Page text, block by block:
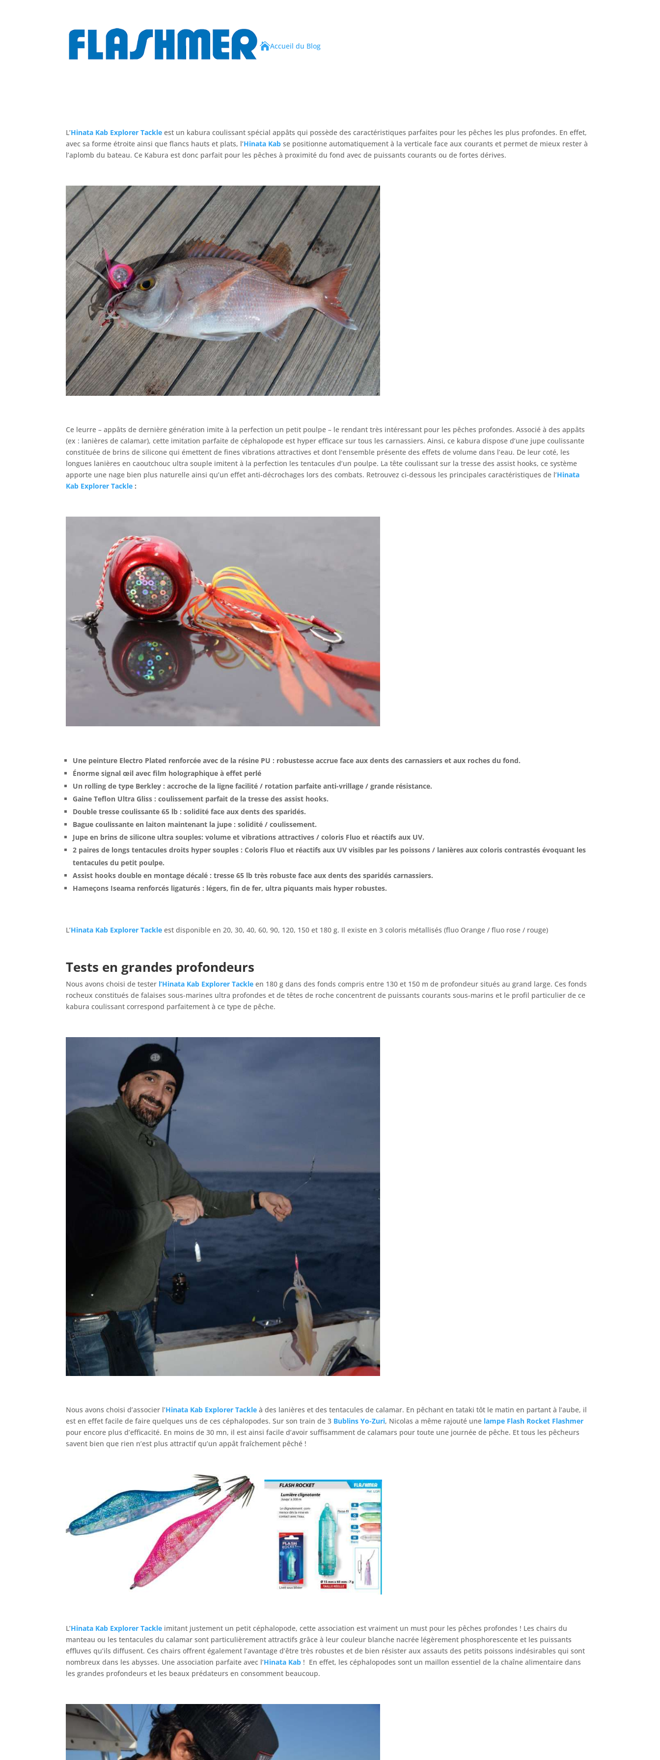
Accueil du Blog
L’Hinata Kab Explorer Tackle est un kabura coulissant spécial appâts qui possède des caractéristiques parfaites pour les pêches les plus profondes. En effet,
avec sa forme étroite ainsi que flancs hauts et plats, l’Hinata Kabse positionne automatiquement à la verticale face aux courants et permet de mieux rester à
l’aplomb du bateau. Ce Kabura est donc parfait pour les pêches à proximité du fond avec de puissants courants ou de fortes dérives.
Ce leurre – appâts de dernière génération imite à la perfection un petit poulpe – le rendant très intéressant pour les pêches profondes. Associé à des appâts
(ex : lanières de calamar), cette imitation parfaite de céphalopode est hyper efficace sur tous les carnassiers. Ainsi, ce kabura dispose d’une jupe coulissante
constituée de brins de silicone qui émettent de fines vibrations attractives et dont l’ensemble présente des effets de volume dans l’eau. De leur coté, les
longues lanières en caoutchouc ultra souple imitent à la perfection les tentacules d’un poulpe. La tête coulissant sur la tresse des assist hooks, ce système
apporte une nage bien plus naturelle ainsi qu’un effet anti-décrochages lors des combats. Retrouvez ci-dessous les principales caractéristiques de l’Hinata
Kab Explorer Tackle :
Une peinture Electro Plated renforcée avec de la résine PU : robustesse accrue face aux dents des carnassiers et aux roches du fond.
Énorme signal œil avec film holographique à effet perlé
Un rolling de type Berkley : accroche de la ligne facilité / rotation parfaite anti-vrillage / grande résistance.
Gaine Teflon Ultra Gliss : coulissement parfait de la tresse des assist hooks.
Double tresse coulissante 65 lb : solidité face aux dents des sparidés.
Bague coulissante en laiton maintenant la jupe : solidité / coulissement.
Jupe en brins de silicone ultra souples: volume et vibrations attractives / coloris Fluo et réactifs aux UV.
2 paires de longs tentacules droits hyper souples : Coloris Fluo et réactifs aux UV visibles par les poissons / lanières aux coloris contrastés évoquant les
tentacules du petit poulpe.
Assist hooks double en montage décalé : tresse 65 lb très robuste face aux dents des sparidés carnassiers.
Hameçons Iseama renforcés ligaturés : légers, fin de fer, ultra piquants mais hyper robustes.
L’Hinata Kab Explorer Tackle est disponible en 20, 30, 40, 60, 90, 120, 150 et 180 g. Il existe en 3 coloris métallisés (fluo Orange / fluo rose / rouge)
Tests en grandes profondeurs
Nous avons choisi de tester l’Hinata Kab Explorer Tackle en 180 g dans des fonds compris entre 130 et 150 m de profondeur situés au grand large. Ces fonds
rocheux constitués de falaises sous-marines ultra profondes et de têtes de roche concentrent de puissants courants sous-marins et le profil particulier de ce
kabura coulissant correspond parfaitement à ce type de pêche.
Nous avons choisi d’associer l’Hinata Kab Explorer Tackle à des lanières et des tentacules de calamar. En pêchant en tataki tôt le matin en partant à l’aube, il
est en effet facile de faire quelques uns de ces céphalopodes. Sur son train de 3 Bublins Yo-Zuri, Nicolas a même rajouté une lampe Flash Rocket Flashmer
pour encore plus d’efficacité. En moins de 30 mn, il est ainsi facile d’avoir suffisamment de calamars pour toute une journée de pêche. Et tous les pêcheurs
savent bien que rien n’est plus attractif qu’un appât fraîchement pêché !
L’Hinata Kab Explorer Tackle imitant justement un petit céphalopode, cette association est vraiment un must pour les pêches profondes ! Les chairs du
manteau ou les tentacules du calamar sont particulièrement attractifs grâce à leur couleur blanche nacrée légèrement phosphorescente et les puissants
effluves qu’ils diffusent. Ces chairs offrent également l’avantage d’être très robustes et de bien résister aux assauts des petits poissons indésirables qui sont
nombreux dans les abysses. Une association parfaite avec l’Hinata Kab ! En effet, les céphalopodes sont un maillon essentiel de la chaîne alimentaire dans
les grandes profondeurs et les beaux prédateurs en consomment beaucoup.